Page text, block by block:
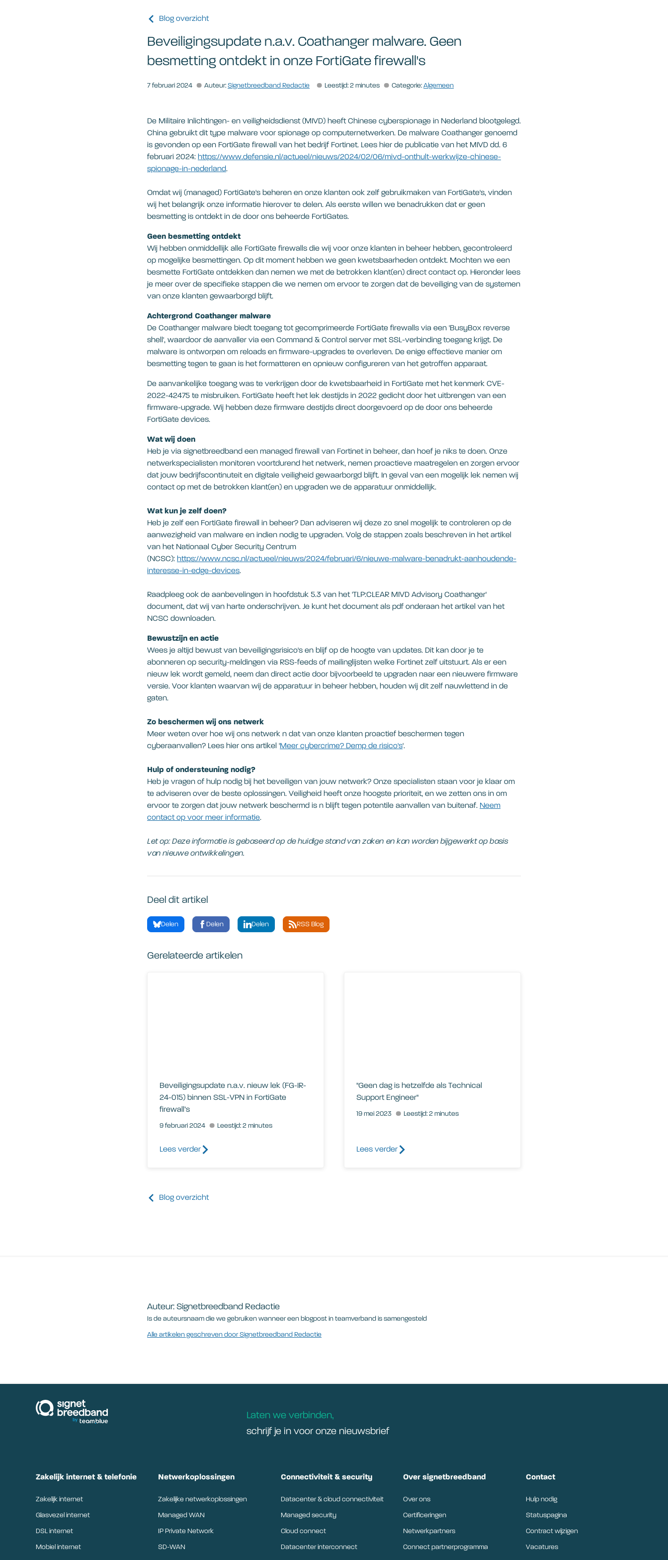
Blog overzicht
Beveiligingsupdate n.a.v. Coathanger malware. Geen
besmetting ontdekt in onze FortiGate firewall's
7 februari 2024 Auteur: Signetbreedband Redactie Leestijd: 2 minutes Categorie: Algemeen
De Militaire Inlichtingen- en veiligheidsdienst (MIVD) heeft Chinese cyberspionage in Nederland blootgelegd.
China gebruikt dit type malware voor spionage op computernetwerken. De malware Coathanger genoemd
is gevonden op een FortiGate firewall van het bedrijf Fortinet. Lees hier de publicatie van het MIVD dd. 6
februari 2024: https://www.defensie.nl/actueel/nieuws/2024/02/06/mivd-onthult-werkwijze-chinese-
spionage-in-nederland.
Omdat wij (managed) FortiGate's beheren en onze klanten ook zelf gebruikmaken van FortiGate's, vinden
wij het belangrijk onze informatie hierover te delen. Als eerste willen we benadrukken dat er geen
besmetting is ontdekt in de door ons beheerde FortiGates.
Geen besmetting ontdekt
Wij hebben onmiddellijk alle FortiGate firewalls die wij voor onze klanten in beheer hebben, gecontroleerd
op mogelijke besmettingen. Op dit moment hebben we geen kwetsbaarheden ontdekt. Mochten we een
besmette FortiGate ontdekken dan nemen we met de betrokken klant(en) direct contact op. Hieronder lees
je meer over de specifieke stappen die we nemen om ervoor te zorgen dat de beveiliging van de systemen
van onze klanten gewaarborgd blijft.
Achtergrond Coathanger malware
De Coathanger malware biedt toegang tot gecomprimeerde FortiGate firewalls via een 'BusyBox reverse
shell', waardoor de aanvaller via een Command & Control server met SSL-verbinding toegang krijgt. De
malware is ontworpen om reloads en firmware-upgrades te overleven. De enige effectieve manier om
besmetting tegen te gaan is het formatteren en opnieuw configureren van het getroffen apparaat.
De aanvankelijke toegang was te verkrijgen door de kwetsbaarheid in FortiGate met het kenmerk CVE-
2022-42475 te misbruiken. FortiGate heeft het lek destijds in 2022 gedicht door het uitbrengen van een
firmware-upgrade. Wij hebben deze firmware destijds direct doorgevoerd op de door ons beheerde
FortiGate devices.
Wat wij doen
Heb je via signetbreedband een managed firewall van Fortinet in beheer, dan hoef je niks te doen. Onze
netwerkspecialisten monitoren voortdurend het netwerk, nemen proactieve maatregelen en zorgen ervoor
dat jouw bedrijfscontinuteit en digitale veiligheid gewaarborgd blijft. In geval van een mogelijk lek nemen wij
contact op met de betrokken klant(en) en upgraden we de apparatuur onmiddellijk.
Wat kun je zelf doen?
Heb je zelf een FortiGate firewall in beheer? Dan adviseren wij deze zo snel mogelijk te controleren op de
aanwezigheid van malware en indien nodig te upgraden. Volg de stappen zoals beschreven in het artikel
van het Nationaal Cyber Security Centrum
(NCSC): https://www.ncsc.nl/actueel/nieuws/2024/februari/6/nieuwe-malware-benadrukt-aanhoudende-
interesse-in-edge-devices.
Raadpleeg ook de aanbevelingen in hoofdstuk 5.3 van het 'TLP:CLEAR MIVD Advisory Coathanger'
document, dat wij van harte onderschrijven. Je kunt het document als pdf onderaan het artikel van het
NCSC downloaden.
Bewustzijn en actie
Wees je altijd bewust van beveiligingsrisico's en blijf op de hoogte van updates. Dit kan door je te
abonneren op security-meldingen via RSS-feeds of mailinglijsten welke Fortinet zelf uitstuurt. Als er een
nieuw lek wordt gemeld, neem dan direct actie door bijvoorbeeld te upgraden naar een nieuwere firmware
versie. Voor klanten waarvan wij de apparatuur in beheer hebben, houden wij dit zelf nauwlettend in de
gaten.
Zo beschermen wij ons netwerk
Meer weten over hoe wij ons netwerk n dat van onze klanten proactief beschermen tegen
cyberaanvallen? Lees hier ons artikel 'Meer cybercrime? Demp de risico's'.
Hulp of ondersteuning nodig?
Heb je vragen of hulp nodig bij het beveiligen van jouw netwerk? Onze specialisten staan voor je klaar om
te adviseren over de beste oplossingen. Veiligheid heeft onze hoogste prioriteit, en we zetten ons in om
ervoor te zorgen dat jouw netwerk beschermd is n blijft tegen potentile aanvallen van buitenaf. Neem
contact op voor meer informatie.
Let op: Deze informatie is gebaseerd op de huidige stand van zaken en kan worden bijgewerkt op basis
van nieuwe ontwikkelingen.
Deel dit artikel
Delen Delen Delen RSS Blog
Gerelateerde artikelen
Beveiligingsupdate n.a.v. nieuw lek (FG-IR-
24-015) binnen SSL-VPN in FortiGate
firewall’s
9 februari 2024 Leestijd: 2 minutes
Lees verder
"Geen dag is hetzelfde als Technical
Support Engineer"
19 mei 2023 Leestijd: 2 minutes
Lees verder
Blog overzicht
Auteur: Signetbreedband Redactie
Is de auteursnaam die we gebruiken wanneer een blogpost in teamverband is samengesteld
Alle artikelen geschreven door Signetbreedband Redactie
Laten we verbinden,
schrijf je in voor onze nieuwsbrief
Zakelijk internet & telefonie
Zakelijk internet
Glasvezel internet
DSL internet
Mobiel internet
Netwerkoplossingen
Zakelijke netwerkoplossingen
Managed WAN
IP Private Network
SD-WAN
Connectiviteit & security
Datacenter & cloud connectiviteit
Managed security
Cloud connect
Datacenter interconnect
Over signetbreedband
Over ons
Certificeringen
Netwerkpartners
Connect partnerprogramma
Contact
Hulp nodig
Statuspagina
Contract wijzigen
Vacatures